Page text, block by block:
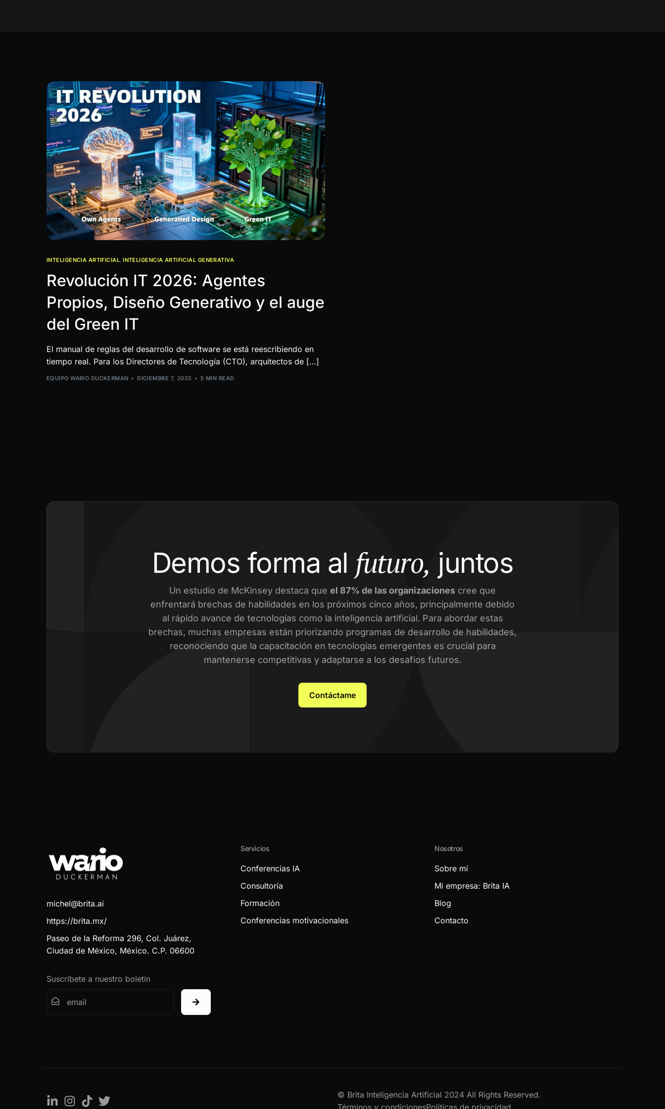
INTELIGENCIA ARTIFICIAL ,INTELIGENCIA ARTIFICIAL GENERATIVA
Revolución IT 2026: Agentes
Propios, Diseño Generativo y el auge
del Green IT
El manual de reglas del desarrollo de software se está reescribiendo en
tiempo real. Para los Directores de Tecnología (CTO), arquitectos de […]
EQUIPO WARIO DUCKERMAN DICIEMBRE 7, 2025 5 MIN READ
Demos forma al futuro, juntos
Un estudio de McKinsey destaca que el 87% de las organizaciones cree que
enfrentará brechas de habilidades en los próximos cinco años, principalmente debido
al rápido avance de tecnologías como la inteligencia artificial. Para abordar estas
brechas, muchas empresas están priorizando programas de desarrollo de habilidades,
reconociendo que la capacitación en tecnologías emergentes es crucial para
mantenerse competitivas y adaptarse a los desafíos futuros.
Contáctame
michel@brita.ai
https://brita.mx/
Paseo de la Reforma 296, Col. Juárez,
Ciudad de México, México. C.P. 06600
Suscríbete a nuestro boletín
Servicios
Conferencias IA
Consultoría
Formación
Conferencias motivacionales
Nosotros
Sobre mí
Mi empresa: Brita IA
Blog
Contacto
© Brita Inteligencia Artificial 2024 All Rights Reserved.